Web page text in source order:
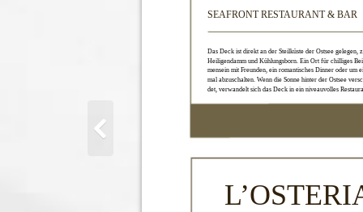
SEAFRONT RESTAURANT & BAR
Das Deck ist direkt an der Steilküste der Ostsee gelegen,
Heiligendamm und Kühlungsborn. Ein Ort für chilliges
mensein mit Freunden, ein romantisches Dinner oder um
mal abzuschalten. Wenn die Sonne hinter der Ostsee
det, verwandelt sich das Deck in ein niveauvolles